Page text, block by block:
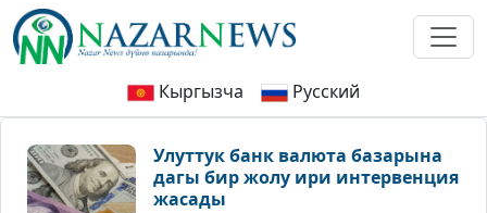
Кыргызча Русский
Улуттук банк валюта базарына
дагы бир жолу ири интервенция
жасады